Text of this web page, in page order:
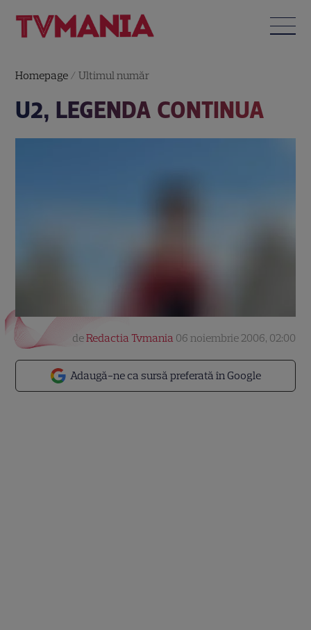
Homepage /Ultimul număr
U2, LEGENDA CONTINUA
Adaugă-ne ca sursă preferată în Google
deRedactia Tvmania 06 noiembrie 2006, 02:00